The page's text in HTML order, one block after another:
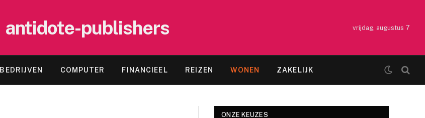
antidote-publishers vrijdag, augustus 7
BEDRIJVEN COMPUTER FINANCIEEL REIZEN WONEN ZAKELIJK
ONZE KEUZES